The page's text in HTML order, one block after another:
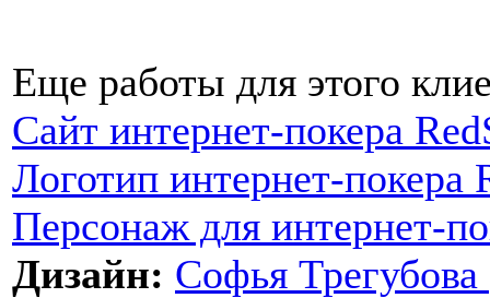
Еще работы для этого
Сайт интернет-покера
Логотип интернет-покера
Персонаж для интернет-
Дизайн: Софья